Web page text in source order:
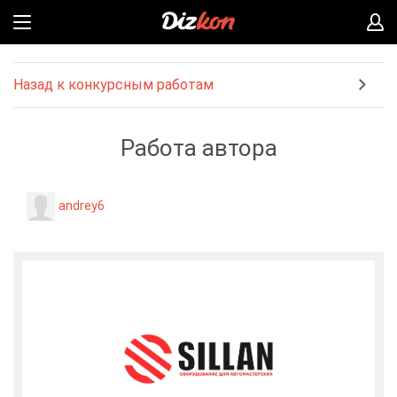
Назад к конкурсным работам
Работа автора
andrey6